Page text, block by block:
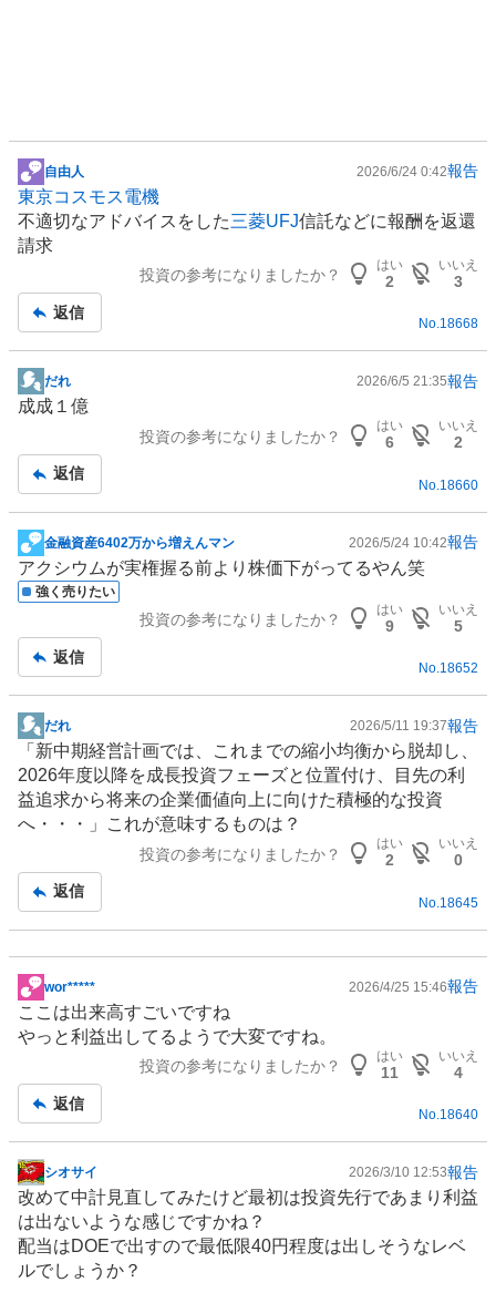
掲
示
板
記
自由人 2026/6/24 0:42報告
東京コスモス電機
不適切なアドバイスをした三菱UFJ信託などに報酬を返還
請求
投資の参考になりましたか？
はい
2
いいえ
3
返信
No.18668
掲
示
事
だれ 2026/6/5 21:35報告
成成１億
投資の参考になりましたか？
はい
6
いいえ
2
返信
No. 18660
掲
示
板
金融資産6402万から増えんマン 2026/5/24 10:42報告
アクシウムが実権握る前より株価下がってるやん笑
強く売りたい
投資の参考になりましたか？
はい
9
いいえ
5
返信
No.18652
掲
板
記
事
だれ 2026/5/11 19:37報告
「新中期経営計画では、これまでの縮小均衡から脱却し、
2026年度以降を成長投資フェーズと位置付け、目先の利
益追求から将来の企業価値向上に向けた積極的な投資
へ・・・」これが意味するものは？
投資の参考になりましたか？
はい
2
いいえ
0
返信
No. 18645
掲
示
板
wor***** 2026/4/25 15:46報告
ここは出来高すごいですね
やっと利益出してるようで大変ですね。
投資の参考になりましたか？
はい
11
いいえ
4
返信
No.18640
掲
示
板
記
事
シオサイ 2026/3/10 12:53報告
改めて中計見直してみたけど最初は投資先行であまり利益
は出ないような感じですかね？
配当はDOEで出すので最低限40円程度は出しそうなレベ
ルでしょうか？